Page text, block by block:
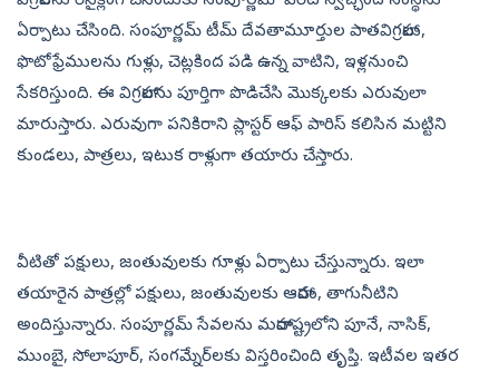
ఏర్పాటు చేసింది. సంపూర్ణమ్‌ టీమ్‌ దేవతామూర్తుల పాతవిగ్రహాలు,
ఫొటోఫ్రేములను గుళ్లు, చెట్లకింద పడి ఉన్న వాటిని, ఇళ్లనుంచి
సేకరిస్తుంది. ఈ విగ్రహాలను పూర్తిగా పొడిచేసి మొక్కలకు ఎరువులా
మారుస్తారు. ఎరువుగా పనికిరాని ప్లాస్టర్‌ ఆఫ్‌ పారిస్‌ కలిసిన మట్టిని
కుండలు, పాత్రలు, ఇటుక రాళ్లుగా తయారు చేస్తారు.
వీటితో పక్షులు, జంతువులకు గూళ్లు ఏర్పాటు చేస్తున్నారు. ఇలా
తయారైన పాత్రల్లో పక్షులు, జంతువులకు ఆహారం, తాగునీటిని
అందిస్తున్నారు. సంపూర్ణమ్‌ సేవలను మహారాష్ట్రలోని పూనే, నాసిక్,
ముంబై, సోలాపూర్, సంగమ్నేర్‌లకు విస్తరించింది తృప్తి. ఇటీవల ఇతర